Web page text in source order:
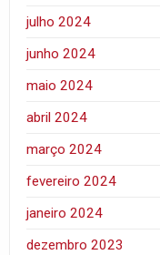
julho 2024
junho 2024
maio 2024
abril 2024
março 2024
fevereiro 2024
janeiro 2024
dezembro 2023